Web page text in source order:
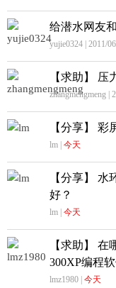
给潜水网友
yujie0324 | 2011/
【求助】
zhangmengmeng |
【分享】
lm | 今天
【分享】
好？
lm | 今天
【求助】 在
300XP编程软
lmz1980 | 今天